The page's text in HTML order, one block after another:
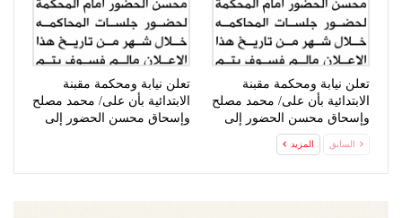
تعلن نيابة ومحكمة مقبنة
الابتدائية بأن على/ محمد مصلح
وإسحاق محسن الحضور إلى
تعلن نيابة ومحكمة مقبنة
الابتدائية بأن على/ محمد مصلح
وإسحاق محسن الحضور إلى
السابق المزيد